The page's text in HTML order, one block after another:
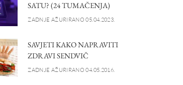
SATU? (24 TUMAČENJA)
ZADNJE AŽURIRANO 05.04.2023.
SAVJETI KAKO NAPRAVITI
ZDRAVI SENDVIČ
ZADNJE AŽURIRANO 04.05.2016.